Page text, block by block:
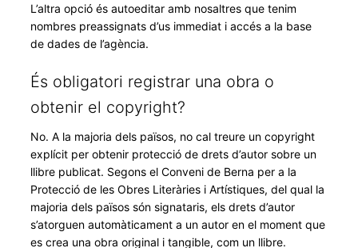
L’altra opció és autoeditar amb nosaltres que tenim
nombres preassignats d’us immediat i accés a la base
de dades de l’agència.
És obligatori registrar una obra o
obtenir el copyright?
No. A la majoria dels països, no cal treure un copyright
explícit per obtenir protecció de drets d’autor sobre un
llibre publicat. Segons el Conveni de Berna per a la
Protecció de les Obres Literàries i Artístiques, del qual la
majoria dels països són signataris, els drets d’autor
s’atorguen automàticament a un autor en el moment que
es crea una obra original i tangible, com un llibre.